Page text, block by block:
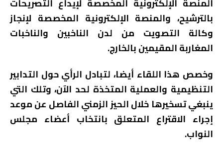
بالترشيح، والمنصة الإلكترونية المخصصة لإنجاز
وكالة التصويت من لدن الناخبين والناخبات
المغاربة المقيمين بالخارج.
وخصص هذا اللقاء أيضا، لتبادل الرأي حول التدابير
التنظيمية والعملية المتخذة لحد الآن، وتلك التي
ينبغي تسخيرها خلال الحيز الزمني الفاصل عن موعد
إجراء الاقتراع المتعلق بانتخاب أعضاء مجلس
النواب.